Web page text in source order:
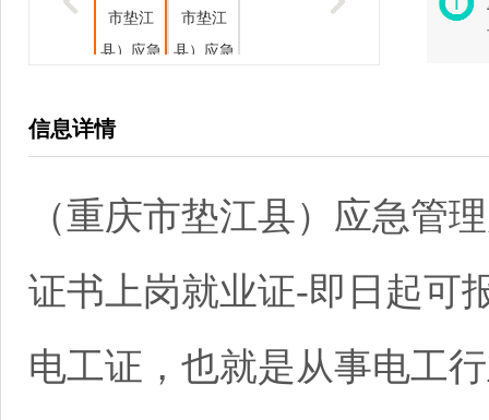
信息详情
（重庆市垫江县）应急管
证书上岗就业证-即日起可
电工证，也就是从事电工